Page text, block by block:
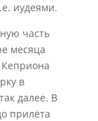
иудеями.
часть
месяца
в
далее. В
прилёта